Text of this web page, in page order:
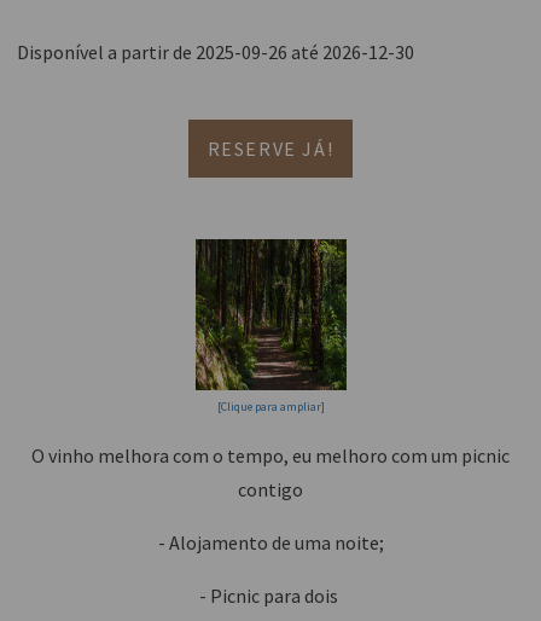
Disponível a partir de 2025-09-26 até 2026-12-30
RESERVE JÁ!
[Clique para ampliar]
O vinho melhora com o tempo, eu melhoro com um picnic
contigo
- Alojamento de uma noite;
- Picnic para dois